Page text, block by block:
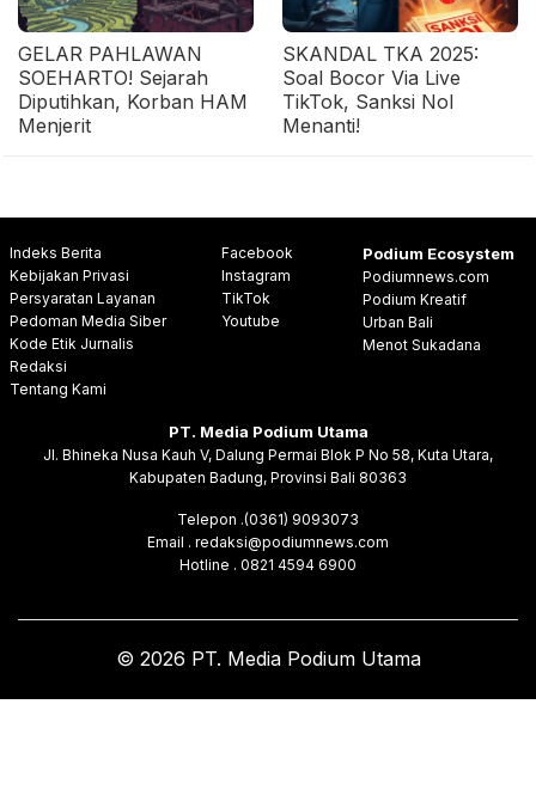
GELAR PAHLAWAN
SOEHARTO! Sejarah
Diputihkan, Korban HAM
Menjerit
SKANDAL TKA 2025:
Soal Bocor Via Live
TikTok, Sanksi Nol
Menanti!
Indeks Berita
Kebijakan Privasi
Persyaratan Layanan
Pedoman Media Siber
Kode Etik Jurnalis
Redaksi
Tentang Kami
Facebook
Instagram
TikTok
Youtube
Podium Ecosystem
Podiumnews.com
Podium Kreatif
Urban Bali
Menot Sukadana
PT. Media Podium Utama
Jl. Bhineka Nusa Kauh V, Dalung Permai Blok P No 58, Kuta Utara,
Kabupaten Badung, Provinsi Bali 80363
Telepon .(0361) 9093073
Email . redaksi@podiumnews.com
Hotline . 0821 4594 6900
© 2026 PT. Media Podium Utama